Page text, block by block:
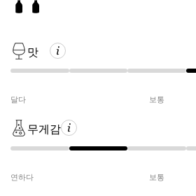
맛
달다 보통
무게감
연하다 보통